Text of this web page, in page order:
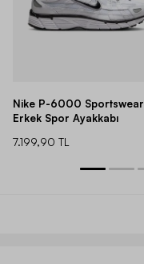
Nike P-6000 Sportswear
Erkek Spor Ayakkabı
7.199,90 TL